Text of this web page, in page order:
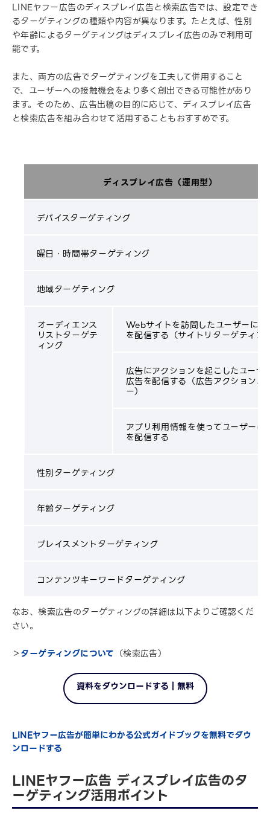
LINEヤフー広告のディスプレイ広告と検索広告では、設定でき
るターゲティングの種類や内容が異なります。たとえば、性別
や年齢によるターゲティングはディスプレイ広告のみで利用可
能です。
また、両方の広告でターゲティングを工夫して併用すること
で、ユーザーへの接触機会をより多く創出できる可能性があり
ます。そのため、広告出稿の目的に応じて、ディスプレイ広告
と検索広告を組み合わせて活用することもおすすめです。
ディスプレイ広告（運用型）
デバイスターゲティング
曜日・時間帯ターゲティング
地域ターゲティング
オーディエンス
リストターゲテ
ィング
Webサイトを訪問したユーザーに
を配信する（サイトリターゲティン
広告にアクションを起こしたユーザ
広告を配信する（広告アクションユ
ー）
アプリ利用情報を使ってユーザーに
を配信する
性別ターゲティング
年齢ターゲティング
プレイスメントターゲティング
コンテンツキーワードターゲティング
なお、検索広告のターゲティングの詳細は以下よりご確認くだ
さい。
＞ターゲティングについて （検索広告）
資料をダウンロードする｜無料
LINEヤフー広告が簡単にわかる公式ガイドブックを無料でダウ
ンロードする
LINEヤフー広告 ディスプレイ広告のタ
ーゲティング活用ポイント